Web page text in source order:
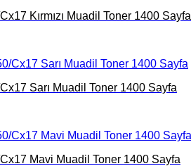
Kırmızı Muadil Toner 1400 Sayfa
Sarı Muadil Toner 1400 Sayfa
Mavi Muadil Toner 1400 Sayfa